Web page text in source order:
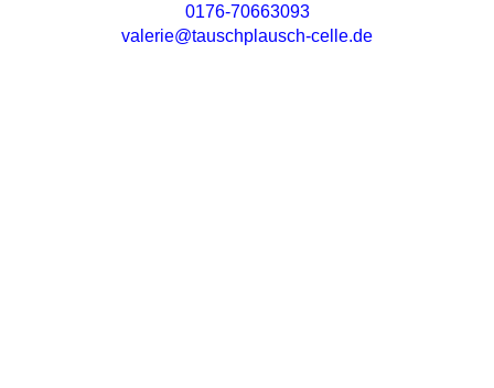
0176-70663093
valerie@tauschplausch-celle.de